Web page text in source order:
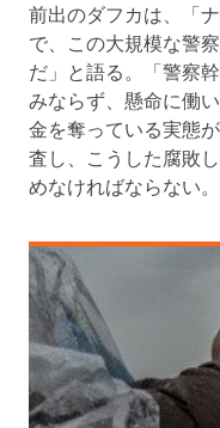
前出のダフカは、「
で、この大規模な警
だ」と語る。「警察
みならず、懸命に働
金を奪っている実態
査し、こうした腐敗
めなければならない。